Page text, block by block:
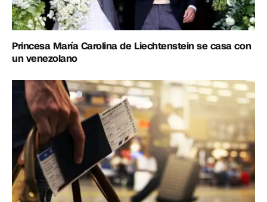
Princesa María Carolina de Liechtenstein se casa con
un venezolano